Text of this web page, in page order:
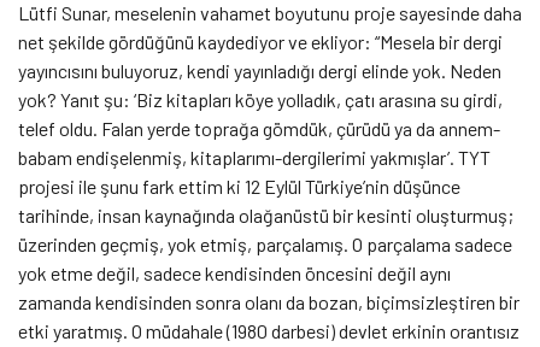
Lütfi Sunar, meselenin vahamet boyutunu proje sayesinde daha
net şekilde gördüğünü kaydediyor ve ekliyor: “Mesela bir dergi
yayıncısını buluyoruz, kendi yayınladığı dergi elinde yok. Neden
yok? Yanıt şu: ‘Biz kitapları köye yolladık, çatı arasına su girdi,
telef oldu. Falan yerde toprağa gömdük, çürüdü ya da annem-
babam endişelenmiş, kitaplarımı-dergilerimi yakmışlar’. TYT
projesi ile şunu fark ettim ki 12 Eylül Türkiye’nin düşünce
tarihinde, insan kaynağında olağanüstü bir kesinti oluşturmuş;
üzerinden geçmiş, yok etmiş, parçalamış. O parçalama sadece
yok etme değil, sadece kendisinden öncesini değil aynı
zamanda kendisinden sonra olanı da bozan, biçimsizleştiren bir
etki yaratmış. O müdahale (1980 darbesi) devlet erkinin orantısız